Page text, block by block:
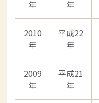
年
年
2010
年
平成22
年
2009
年
平成21
年